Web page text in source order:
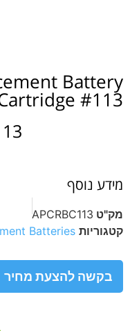
Battery
#113
מידע נוסף
מק"ט APCRBC113
קטגוריות Batteries
בקשה להצעת מחיר